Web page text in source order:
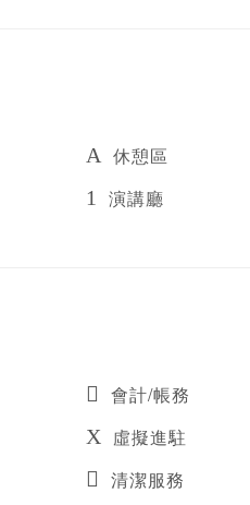
休憩區
演講廳
會計/帳務
虛擬進駐
清潔服務